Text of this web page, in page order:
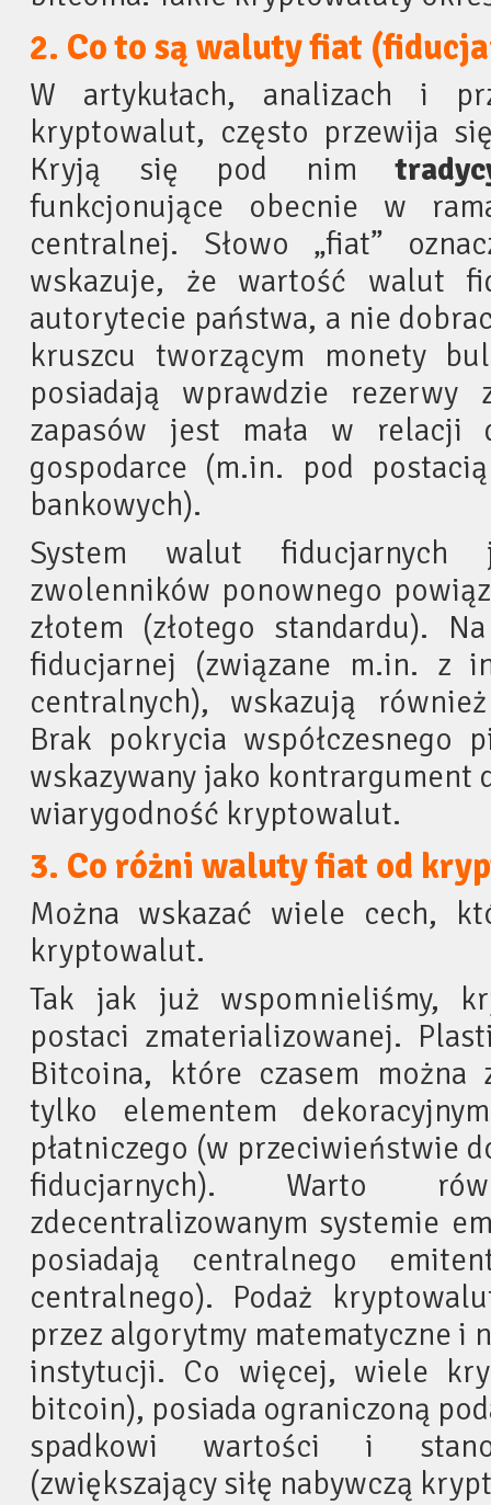
2. Co to są waluty fiat
W artykułach, analizach i
kryptowalut, często przewija
Kryją się pod nim
funkcjonujące obecnie w
centralnej. Słowo „fiat”
wskazuje, że wartość walut
autorytecie państwa, a nie
kruszcu tworzącym monety
posiadają wprawdzie
zapasów jest mała w relacji
gospodarce (m.in. pod
bankowych).
System walut fiducjarnych
zwolenników ponownego
złotem (złotego standardu).
fiducjarnej (związane m.in. z
centralnych), wskazują
Brak pokrycia współczesnego
wskazywany jako
wiarygodność kryptowalut.
3. Co różni waluty fiat od
Można wskazać wiele cech,
kryptowalut.
Tak jak już wspomnieliśmy,
postaci zmaterializowanej.
Bitcoina, które czasem można
tylko elementem
płatniczego (w przeciwieństwie
fiducjarnych). Warto
zdecentralizowanym systemie
posiadają centralnego
centralnego). Podaż
przez algorytmy matematyczne i
instytucji. Co więcej, wiele
bitcoin), posiada ograniczoną
spadkowi wartości i
(zwiększający siłę nabywczą